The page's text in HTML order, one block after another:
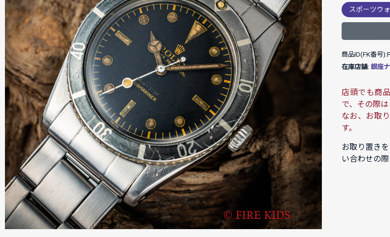
スポーツウ
商品ID(FK番号
在庫店舗: 銀座
店頭でも商
で、その際は
なお、お取
す。
お取り置き
い合わせの